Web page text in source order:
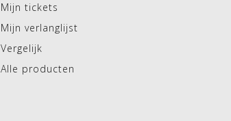
Mijn tickets
Mijn verlanglijst
Vergelijk
Alle producten